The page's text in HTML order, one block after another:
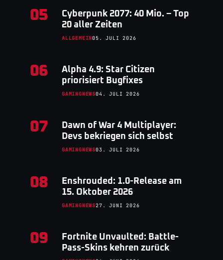
05
Cyberpunk 2077: 40 Mio. – Top
20 aller Zeiten
ALLGEMEIN05. JULI 2026
06
Alpha 4.9: Star Citizen
priorisiert Bugfixes
GAMINGNEWS04. JULI 2026
07
Dawn of War 4 Multiplayer:
Devs bekriegen sich selbst
GAMINGNEWS03. JULI 2026
08
Enshrouded: 1.0-Release am
15. Oktober 2026
GAMINGNEWS27. JUNI 2026
09
Fortnite Unvaulted: Battle-
Pass-Skins kehren zurück